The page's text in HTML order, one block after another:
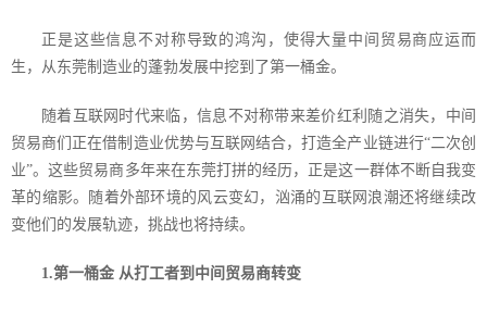
正是这些信息不对称导致的鸿沟，使得大量中间贸易商应运而
生，从东莞制造业的蓬勃发展中挖到了第一桶金。
随着互联网时代来临，信息不对称带来差价红利随之消失，中间
贸易商们正在借制造业优势与互联网结合，打造全产业链进行“二次创
业”。这些贸易商多年来在东莞打拼的经历，正是这一群体不断自我变
革的缩影。随着外部环境的风云变幻，汹涌的互联网浪潮还将继续改
变他们的发展轨迹，挑战也将持续。
1.第一桶金 从打工者到中间贸易商转变